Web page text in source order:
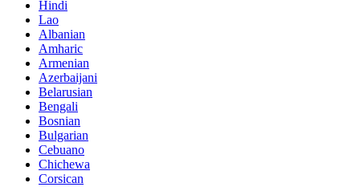
Hindi
Lao
Albanian
Amharic
Armenian
Azerbaijani
Belarusian
Bengali
Bosnian
Bulgarian
Cebuano
Chichewa
Corsican